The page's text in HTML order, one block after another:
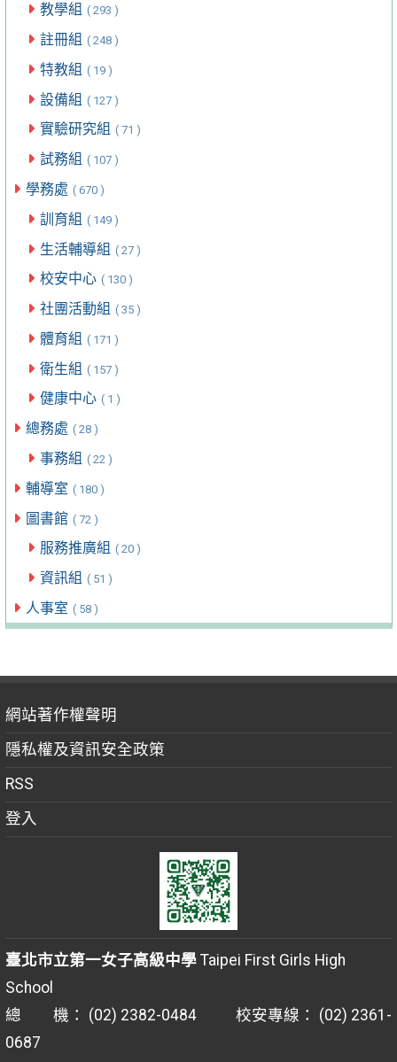
教學組 ( 293 )
註冊組 ( 248 )
特教組 ( 19 )
設備組 ( 127 )
實驗研究組 ( 71 )
試務組 ( 107 )
學務處 ( 670 )
訓育組 ( 149 )
生活輔導組 ( 27 )
校安中心 ( 130 )
社團活動組 ( 35 )
體育組 ( 171 )
衛生組 ( 157 )
健康中心 ( 1 )
總務處 ( 28 )
事務組 ( 22 )
輔導室 ( 180 )
圖書館 ( 72 )
服務推廣組 ( 20 )
資訊組 ( 51 )
人事室 ( 58 )
網站著作權聲明
隱私權及資訊安全政策
RSS
登入
臺北市立第一女子高級中學Taipei First Girls High
School
總 機： (02) 2382-0484 校安專線： (02) 2361-
0687